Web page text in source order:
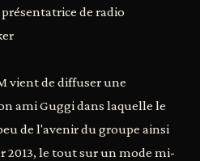
de radio
vient de diffuser une
ami Guggi dans laquelle le
de l'avenir du groupe ainsi
2013, le tout sur un mode mi-